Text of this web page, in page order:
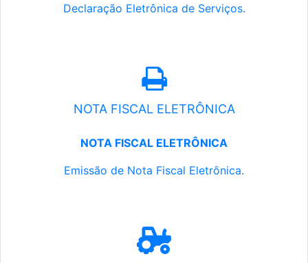
Declaração Eletrônica de Serviços.
NOTA FISCAL ELETRÔNICA
NOTA FISCAL ELETRÔNICA
Emissão de Nota Fiscal Eletrônica.